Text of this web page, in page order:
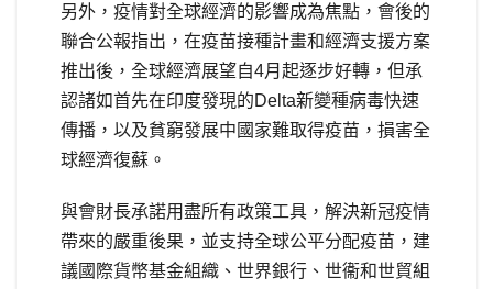
另外，疫情對全球經濟的影響成為焦點，會後的
聯合公報指出，在疫苗接種計畫和經濟支援方案
推出後，全球經濟展望自4月起逐步好轉，但承
認諸如首先在印度發現的Delta新變種病毒快速
傳播，以及貧窮發展中國家難取得疫苗，損害全
球經濟復蘇。
與會財長承諾用盡所有政策工具，解決新冠疫情
帶來的嚴重後果，並支持全球公平分配疫苗，建
議國際貨幣基金組織、世界銀行、世衞和世貿組